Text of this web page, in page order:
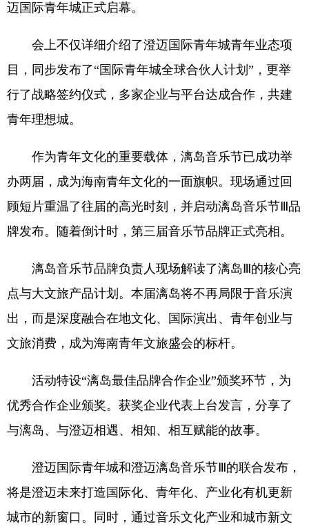
迈国际青年城正式启幕。
会上不仅详细介绍了澄迈国际青年城青年业态项
目，同步发布了“国际青年城全球合伙人计划”，更举
行了战略签约仪式，多家企业与平台达成合作，共建
青年理想城。
作为青年文化的重要载体，漓岛音乐节已成功举
办两届，成为海南青年文化的一面旗帜。现场通过回
顾短片重温了往届的高光时刻，并启动漓岛音乐节Ⅲ品
牌发布。随着倒计时，第三届音乐节品牌正式亮相。
漓岛音乐节品牌负责人现场解读了漓岛Ⅲ的核心亮
点与大文旅产品计划。本届漓岛将不再局限于音乐演
出，而是深度融合在地文化、国际演出、青年创业与
文旅消费，成为海南青年文旅盛会的标杆。
活动特设“漓岛最佳品牌合作企业”颁奖环节，为
优秀合作企业颁奖。获奖企业代表上台发言，分享了
与漓岛、与澄迈相遇、相知、相互赋能的故事。
澄迈国际青年城和澄迈漓岛音乐节Ⅲ的联合发布，
将是澄迈未来打造国际化、青年化、产业化有机更新
城市的新窗口。同时，通过音乐文化产业和城市新文